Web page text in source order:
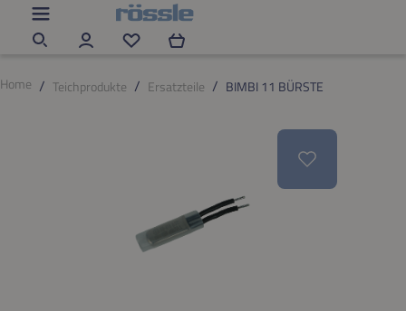
Zum Hauptinhalt springen
Du hast 0 Produkte auf dem Merkzettel
Home
Teichprodukte Ersatzteile BIMBI 11 BÜRSTE